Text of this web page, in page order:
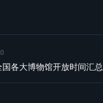
各大博物馆开放时间汇总